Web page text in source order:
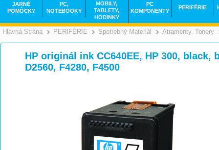
Hlavná Strana >
PERIFÉRIE >
Spotrebný Materiál >
Atramenty, Tonery
HP originál ink CC640EE, HP 300, black,
D2560, F4280, F4500
JARNÉ
POMÔCKY
PC,
NOTEBOOKY
MOBILY,
TABLETY,
HODINKY
PC
KOMPONENTY
PERIFÉRIE